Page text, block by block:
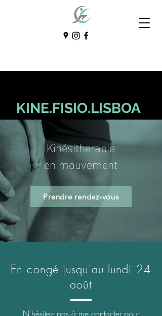
KINE.FISIO.LISBOA
Kinésitherapie
en mouvement
Prendre rendez-vous
En congé jusqu'au lundi 24
août
N'hésitez pas à me contacter pour